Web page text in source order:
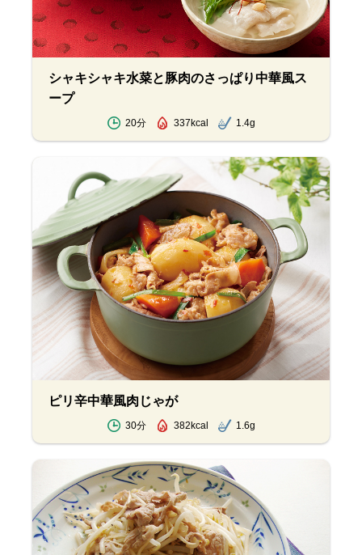
シャキシャキ水菜と豚肉のさっぱり中華風ス
ープ
20分 337kcal 1.4g
ピリ辛中華風肉じゃが
30分 382kcal 1.6g